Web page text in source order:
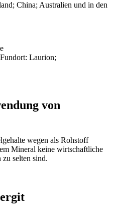
China; Australien und in den
Laurion;
von
wegen als Rohstoff
Mineral keine wirtschaftliche
selten sind.